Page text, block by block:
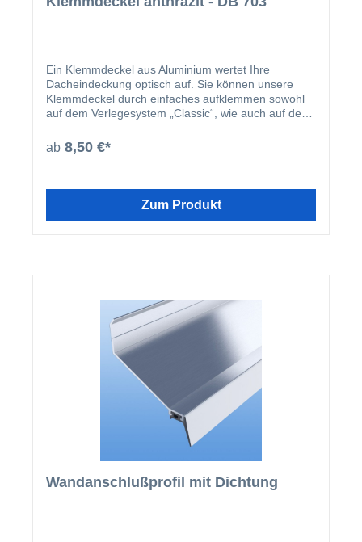
Ein Klemmdeckel aus Aluminium wertet Ihre
Dacheindeckung optisch auf. Sie können unsere
Klemmdeckel durch einfaches aufklemmen sowohl
auf dem Verlegesystem „Classic“, wie auch auf dem
montiert, harmoniert der Klemmdeckel nicht nur
farblich mit Ihren restlichen Profilleisten, sondern
wird nach der Montage der Verlegeprofile einfach
ab 8,50 €*
Zum Produkt
Wandanschlußprofil mit Dichtung